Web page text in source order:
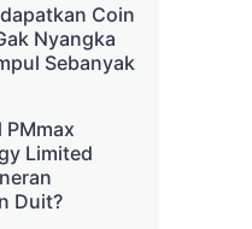
Coin
Nyangka
Sebanyak
PMmax
Limited
Duit?